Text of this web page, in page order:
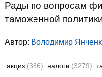
Рады по вопросам
таможенной
Автор: Володимир
акциз (386) налоги (3279)